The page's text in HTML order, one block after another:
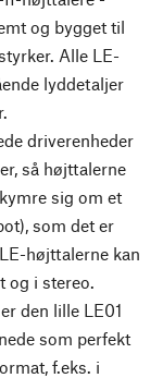
og bygget til
Alle LE-
lyddetaljer
driverenheder
så højttalerne
sig om et
som det er
højttalerne kan
i stereo.
den lille LE01
som perfekt
f.eks. i